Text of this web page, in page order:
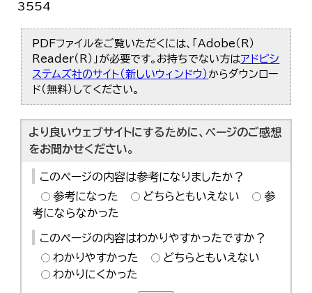
3554
PDFファイルをご覧いただくには、「Adobe（R）
Reader（R）」が必要です。お持ちでない方はアドビシ
ステムズ社のサイト（新しいウィンドウ） からダウンロー
ド（無料）してください。
より良いウェブサイトにするために、ページのご感想
をお聞かせください。
このページの内容は参考になりましたか？
参考になった
どちらともいえない
参
考にならなかった
このページの内容はわかりやすかったですか？
わかりやすかった
どちらともいえない
わかりにくかった